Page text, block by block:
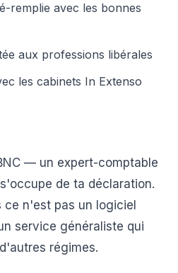
remplie avec les bonnes
aux professions libérales
les cabinets In Extenso
— un expert-comptable
de ta déclaration.
n'est pas un logiciel
service généraliste qui
régimes.